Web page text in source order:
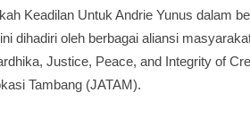
Keadilan Untuk Andrie Yunus dalam
dihadiri oleh berbagai aliansi
Justice, Peace, and Integrity of
Tambang (JATAM).